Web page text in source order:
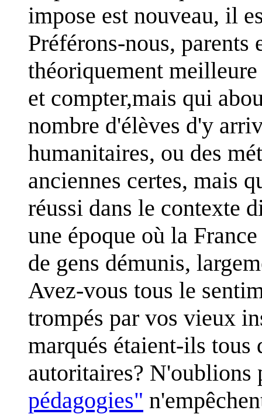
impose est nouveau, il
Préférons-nous, parents
théoriquement
et compter,mais qui
nombre d'élèves d'y
humanitaires, ou des
anciennes certes, mais
réussi dans le contexte
une époque où la
de gens démunis,
Avez-vous tous le
trompés par vos vieux
marqués étaient-ils tous
autoritaires? N'oublions
pédagogies"